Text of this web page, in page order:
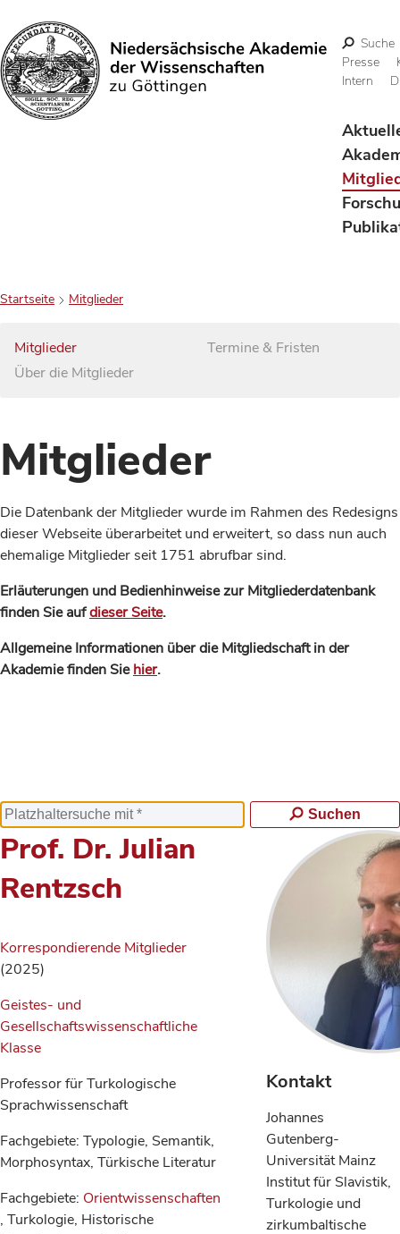
Suchen
Suche
Presse
Intern
Startseite Mitglieder
Mitglieder
Über die Mitglieder
Termine & Fristen
Mitglieder
Die Datenbank der Mitglieder wurde im Rahmen des Redesigns
dieser Webseite überarbeitet und erweitert, so dass nun auch
ehemalige Mitglieder seit 1751 abrufbar sind.
Erläuterungen und Bedienhinweise zur Mitgliederdatenbank
finden Sie aufdieser Seite.
Allgemeine Informationen über die Mitgliedschaft in der
Akademie finden Siehier.
Suchen
Prof. Dr. Julian
Rentzsch
Korrespondierende Mitglieder
(2025)
Geistes- und
Gesellschaftswissenschaftliche
Klasse
Professor für Turkologische
Sprachwissenschaft
Fachgebiete: Typologie, Semantik,
Morphosyntax, Türkische Literatur
Fachgebiete: Orientwissenschaften
, Turkologie, Historische
Kontakt
Johannes
Gutenberg-
Universität Mainz
Institut für Slavistik,
Turkologie und
zirkumbaltische